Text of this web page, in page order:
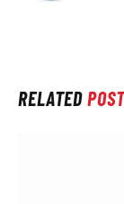
RELATED